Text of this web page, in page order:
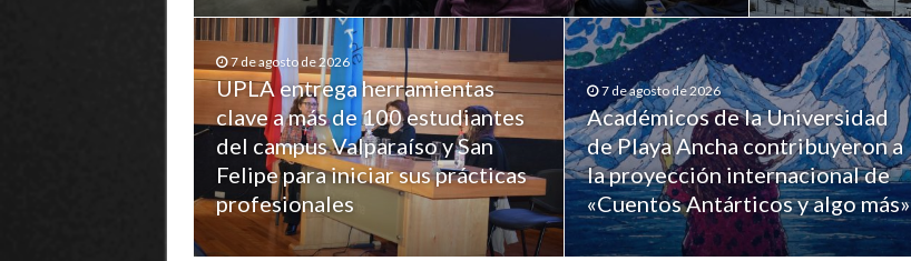
7 de agosto de 2026
UPLA entrega herramientas
clave a más de 100 estudiantes
del campus Valparaíso y San
Felipe para iniciar sus prácticas
profesionales
7 de agosto de 2026
Académicos de la Universidad
de Playa Ancha contribuyeron a
la proyección internacional de
«Cuentos Antárticos y algo más»